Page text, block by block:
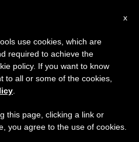
×
haremos la pausa
en el periodo de verano
y también el
x
use cookies, which are
required to achieve the
policy. If you want to know
to all or some of the cookies,
this page, clicking a link or
you agree to the use of cookies.